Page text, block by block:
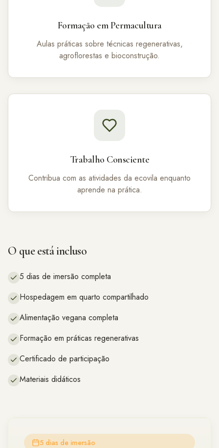
Formação em Permacultura
Aulas práticas sobre técnicas regenerativas,
agroflorestas e bioconstrução.
Trabalho Consciente
Contribua com as atividades da ecovila enquanto
aprende na prática.
O que está incluso
5 dias de imersão completa
Hospedagem em quarto compartilhado
Alimentação vegana completa
Formação em práticas regenerativas
Certificado de participação
Materiais didáticos
5 dias de imersão